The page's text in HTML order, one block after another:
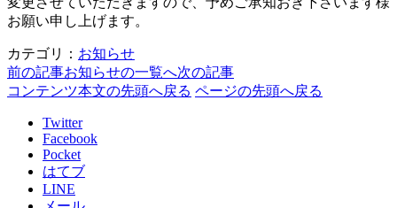
お願い申し上げます。
カテゴリ： お知らせ
前の記事お知らせの一覧へ次の記事
コンテンツ本文の先頭へ戻る ページの先頭へ戻る
Twitter
Facebook
Pocket
はてブ
LINE